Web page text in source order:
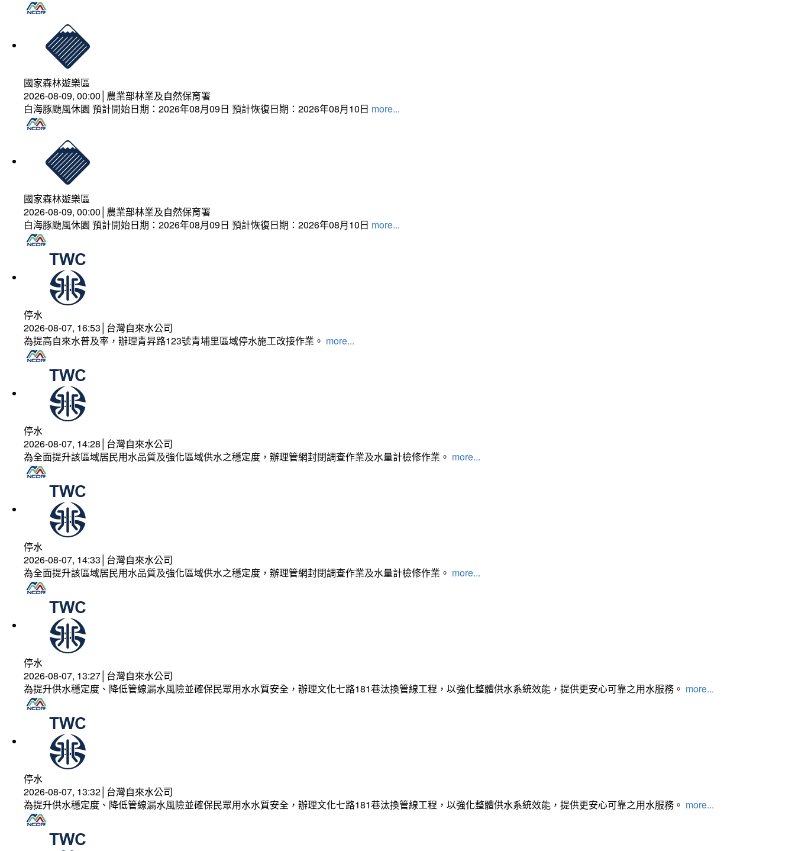
國家森林遊樂區
2026-08-09, 00:00│農業部林業及自然保育署
白海豚颱風休園 預計開始日期：2026年08月09日 預計恢復日期：2026年08月10日 more...
國家森林遊樂區
2026-08-09, 00:00│農業部林業及自然保育署
白海豚颱風休園 預計開始日期：2026年08月09日 預計恢復日期：2026年08月10日 more...
停水
2026-08-07, 16:53│台灣自來水公司
為提高自來水普及率，辦理青昇路123號青埔里區域停水施工改接作業。 more...
停水
2026-08-07, 14:28│台灣自來水公司
為全面提升該區域居民用水品質及強化區域供水之穩定度，辦理管網封閉調查作業及水量計檢修作業。 more...
停水
2026-08-07, 14:33│台灣自來水公司
為全面提升該區域居民用水品質及強化區域供水之穩定度，辦理管網封閉調查作業及水量計檢修作業。 more...
停水
2026-08-07, 13:27│台灣自來水公司
為提升供水穩定度、降低管線漏水風險並確保民眾用水水質安全，辦理文化七路181巷汰換管線工程，以強化整體供水系統效能，提供更安心可靠之用水服務。 more...
停水
2026-08-07, 13:32│台灣自來水公司
為提升供水穩定度、降低管線漏水風險並確保民眾用水水質安全，辦理文化七路181巷汰換管線工程，以強化整體供水系統效能，提供更安心可靠之用水服務。 more...